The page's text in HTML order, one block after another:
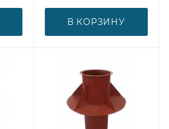
В КОРЗИНУ